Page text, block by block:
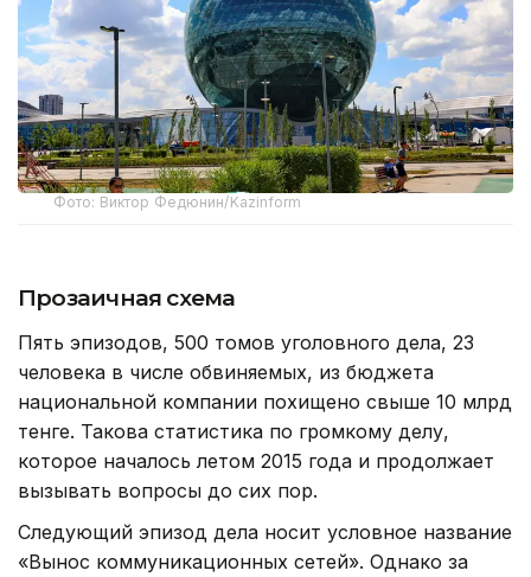
Фото: Виктор Федюнин/Kazinform
Прозаичная схема
Пять эпизодов, 500 томов уголовного дела, 23
человека в числе обвиняемых, из бюджета
национальной компании похищено свыше 10 млрд
тенге. Такова статистика по громкому делу,
которое началось летом 2015 года и продолжает
вызывать вопросы до сих пор.
Следующий эпизод дела носит условное название
«Вынос коммуникационных сетей». Однако за